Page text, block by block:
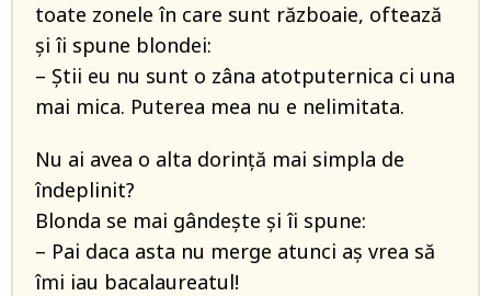
toate zonele în care sunt războaie, oftează
și îi spune blondei:
– Știi eu nu sunt o zâna atotputernica ci una
mai mica. Puterea mea nu e nelimitata.
Nu ai avea o alta dorință mai simpla de
îndeplinit?
Blonda se mai gândește și îi spune:
– Pai daca asta nu merge atunci aș vrea să
îmi iau bacalaureatul!